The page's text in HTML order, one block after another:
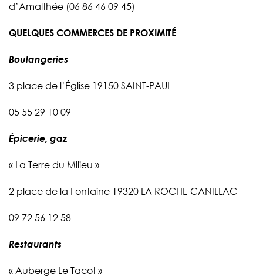
d’Amalthée (06 86 46 09 45)
QUELQUES COMMERCES DE PROXIMITÉ
Boulangeries
3 place de l’Église 19150 SAINT-PAUL
05 55 29 10 09
Épicerie, gaz
« La Terre du Milieu »
2 place de la Fontaine 19320 LA ROCHE CANILLAC
09 72 56 12 58
Restaurants
« Auberge Le Tacot »